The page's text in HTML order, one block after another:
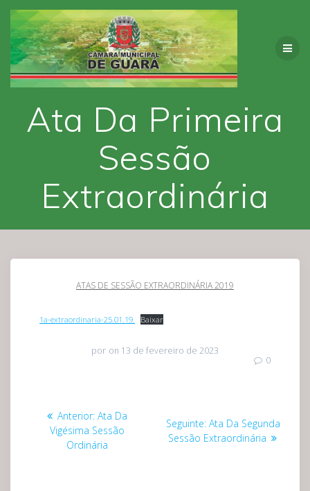
Skip
to
content
Ata Da Primeira
Sessão
Extraordinária
ATAS DE SESSÃO EXTRAORDINÁRIA 2019
1a-extraordinaria-25.01.19. Baixar
por on 13 de fevereiro de 2023
0
Navegação
Anterior: Post
anterior:
Ata Da
Vigésima Sessão
Ordinária
Seguinte: Post
seguinte:
Ata Da Segunda
Sessão Extraordinária